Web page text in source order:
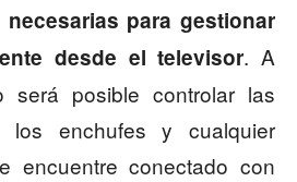
para gestionar
desde el televisor. A
será posible controlar las
los enchufes y cualquier
encuentre conectado con